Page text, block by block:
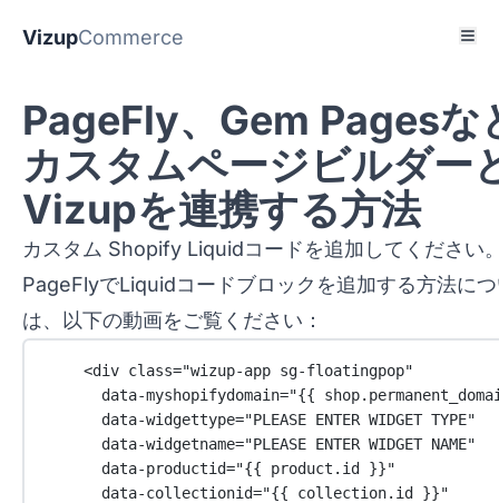
VizupCommerce
PageFly、Gem Pagesな
カスタムページビルダー
Vizupを連携する方法
カスタム Shopify Liquidコードを追加してください
PageFlyでLiquidコードブロックを追加する方法に
は、以下の動画をご覧ください：
<div class="wizup-app sg-floatingpop"
data-myshopifydomain="{{
data-widgettype="PLEASE ENTER WIDGET TYPE"
data-widgetname="PLEASE ENTER WIDGET NAME"
data-productid="{{ product.id }}"
data-collectionid="{{ collection.id }}"